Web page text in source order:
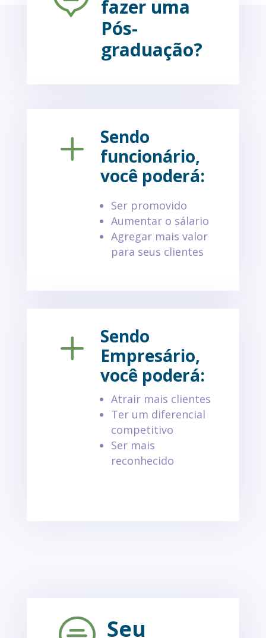
fazer uma
Pós-
graduação?
L
Sendo
funcionário,
você poderá:
Ser promovido
Aumentar o sálario
Agregar mais valor
para seus clientes
L
Sendo
Empresário,
você poderá:
Atrair mais clientes
Ter um diferencial
competitivo
Ser mais
reconhecido
Seu